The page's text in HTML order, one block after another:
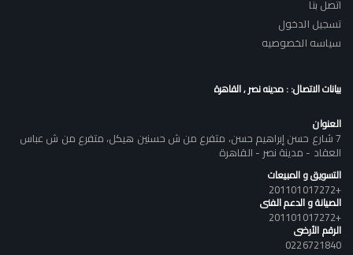
اتصل بنا
تسجيل الدخول
سياسه الخصوصيه
بيانات الاتصال: : مدينه نصر , القاهرة
العنوان
7 شارع حسن إبراهيم حسن، متفرع من ش حسنين هيكل، متفرع من ش عباس
العقاد - مدينة نصر - القاهرة
التسويق و المبيعات
+201101017272
الصيانة و الدعم الفنى
+201101017272
الرقم الأرضى
0226721840